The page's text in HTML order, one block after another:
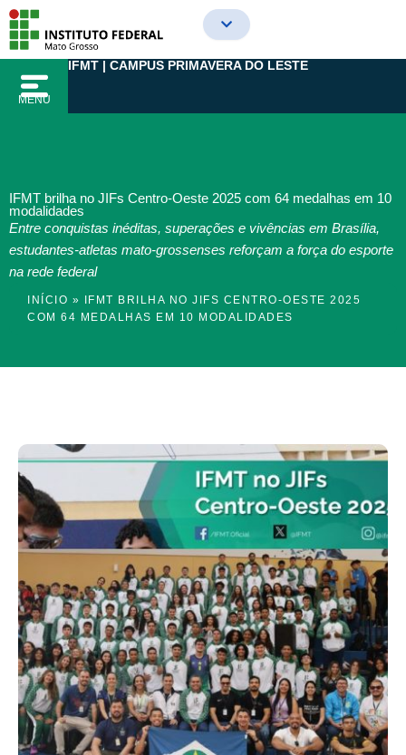
para
conteúdo
MENU
IFMT | CAMPUS PRIMAVERA DO LESTE
IFMT brilha no JIFs Centro-Oeste 2025 com 64 medalhas em 10
modalidades
Entre conquistas inéditas, superações e vivências em Brasília,
estudantes-atletas mato-grossenses reforçam a força do esporte
na rede federal
INÍCIO » IFMT BRILHA NO JIFS CENTRO-OESTE 2025
COM 64 MEDALHAS EM 10 MODALIDADES